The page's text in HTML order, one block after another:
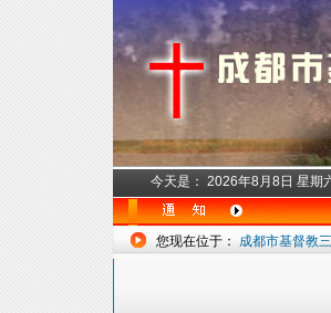
今天是： 2026年8月8日 星期
您现在位于： 成都市基督教